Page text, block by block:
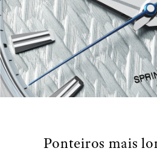
Ponteiros mais